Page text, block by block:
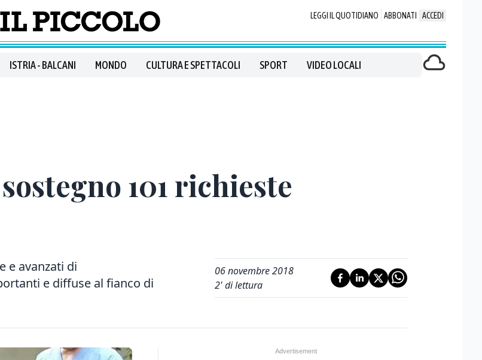
LEGGI IL QUOTIDIANO ABBONATI ACCEDI
ISTRIA - BALCANI MONDO CULTURA E SPETTACOLI SPORT VIDEO LOCALI
101 richieste
e avanzati di
e diffuse al fianco di
06 novembre 2018
2' di lettura